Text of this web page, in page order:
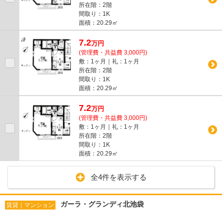
所在階：2階
間取り：1K
面積：20.29㎡
7.2万円
(管理費・共益費 3,000円)
敷：1ヶ月｜礼：1ヶ月
所在階：2階
間取り：1K
面積：20.29㎡
7.2万円
(管理費・共益費 3,000円)
敷：1ヶ月｜礼：1ヶ月
所在階：2階
間取り：1K
面積：20.29㎡
全4件を表示する
賃貸｜マンション ガーラ・グランディ北池袋